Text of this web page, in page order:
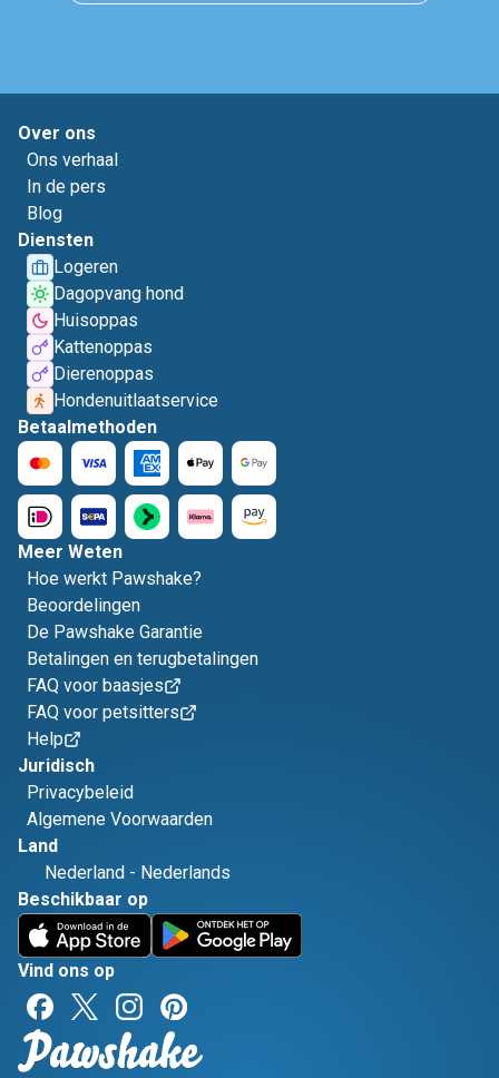
Over ons
Ons verhaal
In de pers
Blog
Diensten
Logeren
Dagopvang hond
Huisoppas
Kattenoppas
Dierenoppas
Hondenuitlaatservice
Betaalmethoden
Meer Weten
Hoe werkt Pawshake?
Beoordelingen
De Pawshake Garantie
Betalingen en terugbetalingen
FAQ voor baasjes
FAQ voor petsitters
Help
Juridisch
Privacybeleid
Algemene Voorwaarden
Land
Nederland - Nederlands
Beschikbaar op
Vind ons op